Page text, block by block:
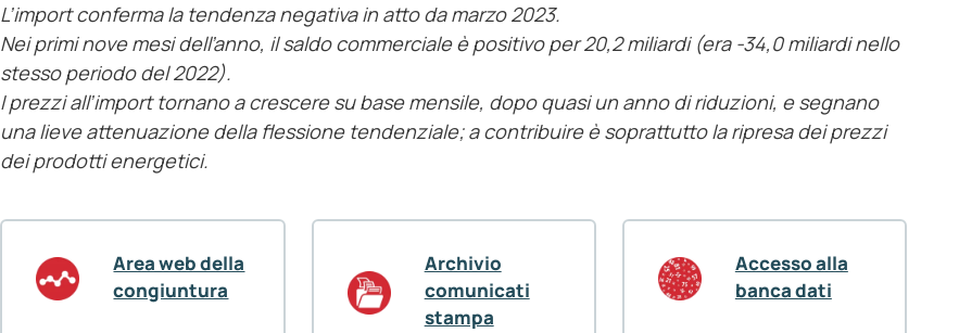
L’import conferma la tendenza negativa in atto da marzo 2023.
Nei primi nove mesi dell’anno, il saldo commerciale è positivo per 20,2 miliardi (era -34,0 miliardi nello
stesso periodo del 2022).
I prezzi all’import tornano a crescere su base mensile, dopo quasi un anno di riduzioni, e segnano
una lieve attenuazione della flessione tendenziale; a contribuire è soprattutto la ripresa dei prezzi
dei prodotti energetici.
Area web della
congiuntura
Archivio
comunicati
stampa
Accesso alla
banca dati